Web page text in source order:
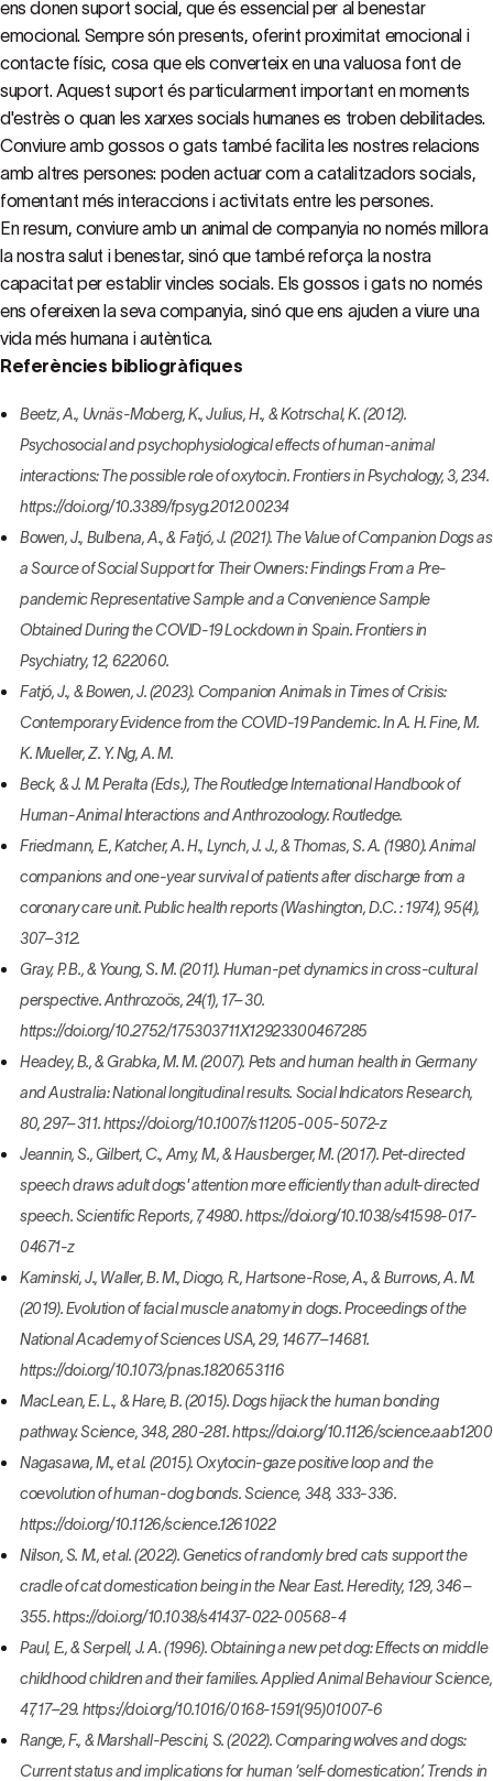
ens donen suport social, que és essencial per al benestar
emocional. Sempre són presents, oferint proximitat emocional i
contacte físic, cosa que els converteix en una valuosa font de
suport. Aquest suport és particularment important en moments
d'estrès o quan les xarxes socials humanes es troben debilitades.
Conviure amb gossos o gats també facilita les nostres relacions
amb altres persones: poden actuar com a catalitzadors socials,
fomentant més interaccions i activitats entre les persones.
En resum, conviure amb un animal de companyia no només millora
la nostra salut i benestar, sinó que també reforça la nostra
capacitat per establir vincles socials. Els gossos i gats no només
ens ofereixen la seva companyia, sinó que ens ajuden a viure una
vida més humana i autèntica.
Referències bibliogràfiques
Beetz, A., Uvnäs-Moberg, K., Julius, H., & Kotrschal, K. (2012).
Psychosocial and psychophysiological effects of human-animal
interactions: The possible role of oxytocin. Frontiers in Psychology, 3, 234.
https://doi.org/10.3389/fpsyg.2012.00234
Bowen, J., Bulbena, A., & Fatjó, J. (2021). The Value of Companion Dogs as
a Source of Social Support for Their Owners: Findings From a Pre-
pandemic Representative Sample and a Convenience Sample
Obtained During the COVID-19 Lockdown in Spain. Frontiers in
Psychiatry, 12, 622060.
Fatjó, J., & Bowen, J. (2023). Companion Animals in Times of Crisis:
Contemporary Evidence from the COVID-19 Pandemic. In A. H. Fine, M.
K. Mueller, Z. Y. Ng, A. M.
Beck, & J. M. Peralta (Eds.), The Routledge International Handbook of
Human-Animal Interactions and Anthrozoology. Routledge.
Friedmann, E., Katcher, A. H., Lynch, J. J., & Thomas, S. A. (1980). Animal
companions and one-year survival of patients after discharge from a
coronary care unit. Public health reports (Washington, D.C. : 1974), 95(4),
307–312.
Gray, P. B., & Young, S. M. (2011). Human-pet dynamics in cross-cultural
perspective. Anthrozoös, 24(1), 17–30.
https://doi.org/10.2752/175303711X12923300467285
Headey, B., & Grabka, M. M. (2007). Pets and human health in Germany
and Australia: National longitudinal results. Social Indicators Research,
80, 297–311. https://doi.org/10.1007/s11205-005-5072-z
Jeannin, S., Gilbert, C., Amy, M., & Hausberger, M. (2017). Pet-directed
speech draws adult dogs' attention more efficiently than adult-directed
speech. Scientific Reports, 7, 4980. https://doi.org/10.1038/s41598-017-
04671-z
Kaminski, J., Waller, B. M., Diogo, R., Hartsone-Rose, A., & Burrows, A. M.
(2019). Evolution of facial muscle anatomy in dogs. Proceedings of the
National Academy of Sciences USA, 29, 14677–14681.
https://doi.org/10.1073/pnas.1820653116
MacLean, E. L., & Hare, B. (2015). Dogs hijack the human bonding
pathway. Science, 348, 280-281. https://doi.org/10.1126/science.aab1200
Nagasawa, M., et al. (2015). Oxytocin-gaze positive loop and the
coevolution of human-dog bonds. Science, 348, 333-336.
https://doi.org/10.1126/science.1261022
Nilson, S. M., et al. (2022). Genetics of randomly bred cats support the
cradle of cat domestication being in the Near East. Heredity, 129, 346–
355. https://doi.org/10.1038/s41437-022-00568-4
Paul, E., & Serpell, J. A. (1996). Obtaining a new pet dog: Effects on middle
childhood children and their families. Applied Animal Behaviour Science,
47, 17–29. https://doi.org/10.1016/0168-1591(95)01007-6
Range, F., & Marshall-Pescini, S. (2022). Comparing wolves and dogs:
Current status and implications for human ‘self-domestication’. Trends in